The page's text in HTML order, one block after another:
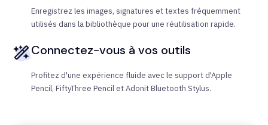
Enregistrez les images, signatures et textes fréquemment
utilisés dans la bibliothèque pour une réutilisation rapide.
Connectez-vous à vos outils
Profitez d'une expérience fluide avec le support d'Apple
Pencil, FiftyThree Pencil et Adonit Bluetooth Stylus.